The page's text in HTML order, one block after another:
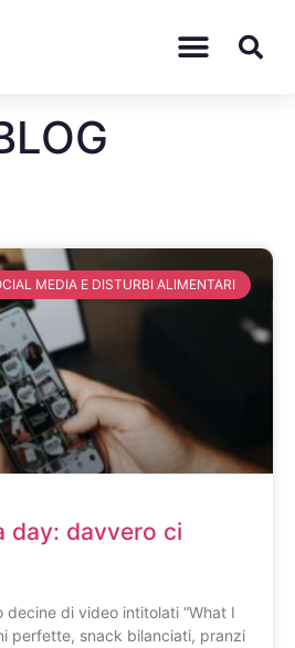
MEDIA E DISTURBI ALIMENTARI
day: davvero ci
decine di video intitolati “What I
perfette, snack bilanciati, pranzi